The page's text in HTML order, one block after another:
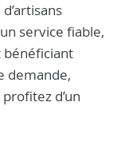
service fiable,
bénéficiant
demande,
d’un